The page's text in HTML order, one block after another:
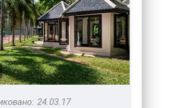
24.03.17